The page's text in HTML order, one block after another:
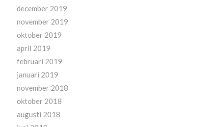
december 2019
november 2019
oktober 2019
april 2019
februari 2019
januari 2019
november 2018
oktober 2018
augusti 2018